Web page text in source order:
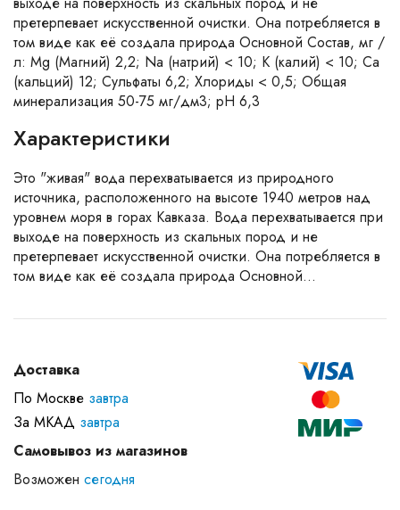
претерпевает искусственной очистки. Она потребляется в
том виде как её создала природа Основной Состав, мг /
л: Mg (Магний) 2,2; Na (натрий) < 10; K (калий) < 10; Ca
(кальций) 12; Сульфаты 6,2; Хлориды < 0,5; Общая
минерализация 50-75 мг/дм3; pH 6,3
Характеристики
Это "живая" вода перехватывается из природного
источника, расположенного на высоте 1940 метров над
уровнем моря в горах Кавказа. Вода перехватывается при
выходе на поверхность из скальных пород и не
претерпевает искусственной очистки. Она потребляется в
том виде как её создала природа Основной...
Доставка
По Москве завтра
За МКАД завтра
Самовывоз из магазинов
Возможен сегодня